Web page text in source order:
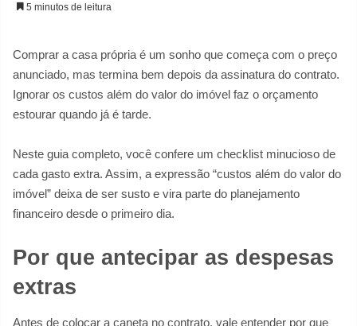
5 minutos de leitura
Comprar a casa própria é um sonho que começa com o preço
anunciado, mas termina bem depois da assinatura do contrato.
Ignorar os custos além do valor do imóvel faz o orçamento
estourar quando já é tarde.
Neste guia completo, você confere um checklist minucioso de
cada gasto extra. Assim, a expressão “custos além do valor do
imóvel” deixa de ser susto e vira parte do planejamento
financeiro desde o primeiro dia.
Por que antecipar as despesas
extras
Antes de colocar a caneta no contrato, vale entender por que